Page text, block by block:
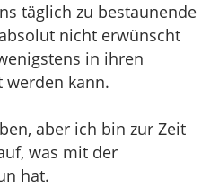
täglich zu bestaunende
nicht erwünscht
in ihren
werden kann.
aber ich bin zur Zeit
was mit der
hat.